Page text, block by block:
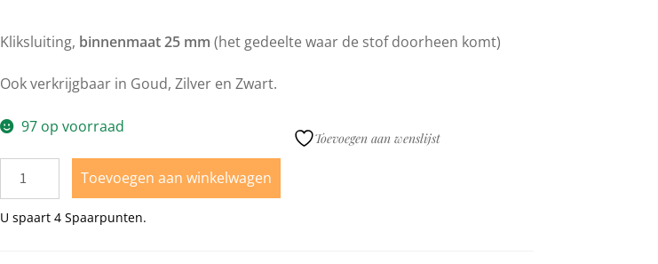
Kliksluiting, binnenmaat 25 mm (het gedeelte waar de stof doorheen komt)
Ook verkrijgbaar in Goud, Zilver en Zwart.
97 op voorraad
Toevoegen aan winkelwagen
U spaart 4Spaarpunten.
Toevoegen aan wenslijst